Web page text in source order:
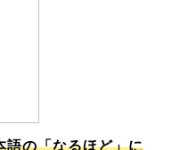
の「なるほど」に